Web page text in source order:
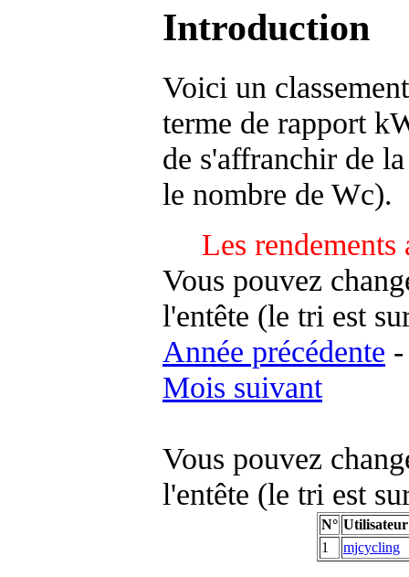
Introduction
Voici un
terme de rapport
de s'affranchir de
le nombre de Wc).
Les
Vous pouvez
l'entête (le tri est
Année précédente -
Mois suivant
Vous pouvez
l'entête (le tri est
N° Utilisateur
1
mjcycling